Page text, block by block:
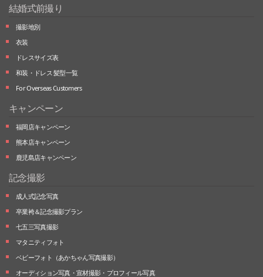
結婚式前撮り
撮影地別
衣装
ドレスサイズ表
和装・ドレス 髪型一覧
For Overseas Customers
キャンペーン
福岡店キャンペーン
熊本店キャンペーン
鹿児島店キャンペーン
記念撮影
成人式記念写真
卒業袴＆記念撮影プラン
七五三写真撮影
マタニティフォト
ベビーフォト （あかちゃん写真撮影）
オーディション写真・ 宣材撮影・ プロフィール写真